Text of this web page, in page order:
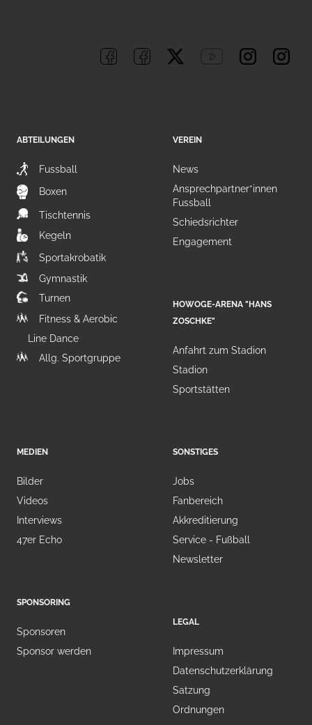
ABTEILUNGEN
Fussball
Boxen
Tischtennis
Kegeln
Sportakrobatik
Gymnastik
Turnen
Fitness & Aerobic
Line Dance
Allg. Sportgruppe
VEREIN
News
Ansprechpartner*innen
Fussball
Schiedsrichter
Engagement
HOWOGE-ARENA "HANS
ZOSCHKE"
Anfahrt zum Stadion
Stadion
Sportstätten
MEDIEN
Bilder
Videos
Interviews
47er Echo
SPONSORING
Sponsoren
Sponsor werden
SONSTIGES
Jobs
Fanbereich
Akkreditierung
Service - Fußball
Newsletter
LEGAL
Impressum
Datenschutzerklärung
Satzung
Ordnungen